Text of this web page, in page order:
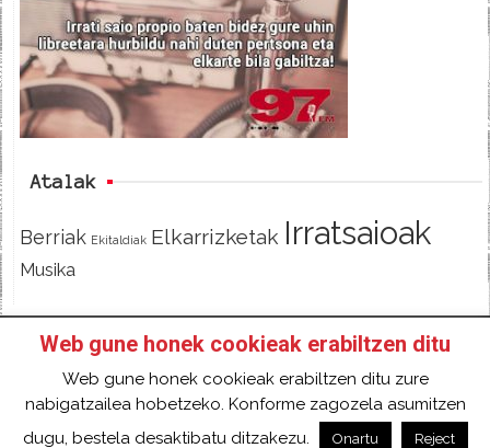
b
o
o
t
e
Atalak
Berriak Ekitaldiak Elkarrizketak Irratsaioak
Musika
HASIERA IZAN IRRATIKIDE!
FACEBOOK
TWITTER
HARREMANETARAKO SARRERA
2018 Gure eduki guztiak Creative Commons
Web gune honek cookieak erabiltzen ditu
Web gune honek cookieak erabiltzen ditu zure
nabigatzailea hobetzeko. Konforme zagozela asumitzen
dugu, bestela desaktibatu ditzakezu.
Onartu Reject